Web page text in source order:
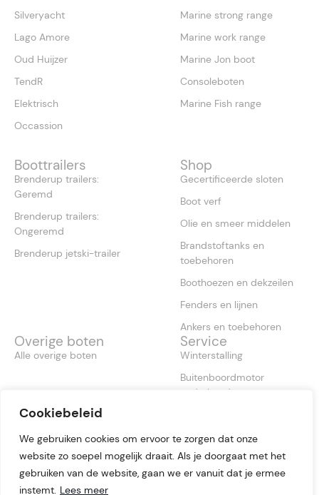
Cookiebeleid
We gebruiken cookies om ervoor te zorgen dat onze
website zo soepel mogelijk draait. Als je doorgaat met het
gebruiken van de website, gaan we er vanuit dat je ermee
instemt. Lees meer
Silveryacht
Lago Amore
Oud Huijzer
TendR
Elektrisch
Occassion
Marine strong range
Marine work range
Marine Jon boot
Consoleboten
Marine Fish range
Boottrailers
Brenderup trailers:
Geremd
Brenderup trailers:
Ongeremd
Brenderup jetski-trailer
Shop
Gecertificeerde sloten
Boot verf
Olie en smeer middelen
Brandstoftanks en
toebehoren
Boothoezen en dekzeilen
Fenders en lijnen
Ankers en toebehoren
Overige boten
Alle overige boten
Service
Winterstalling
Buitenboordmotor
onderhoud
Boot reinigen